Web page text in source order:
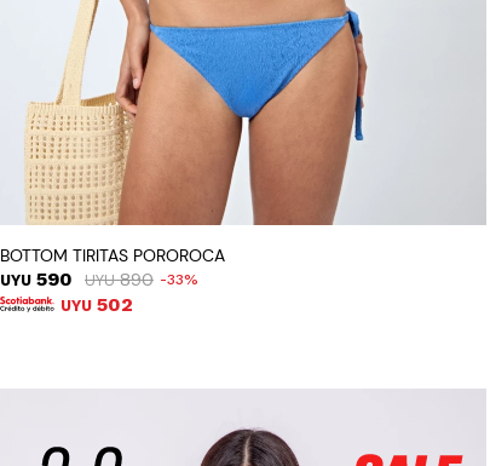
BOTTOM TIRITAS POROROCA
UYU 590 UYU 890 33
UYU 502